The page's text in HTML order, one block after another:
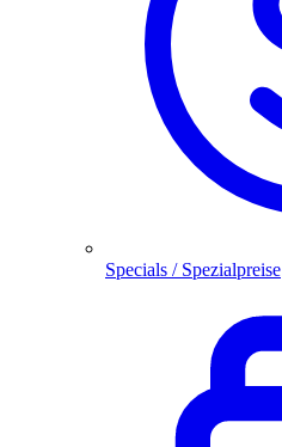
Specials / Spezialpreise